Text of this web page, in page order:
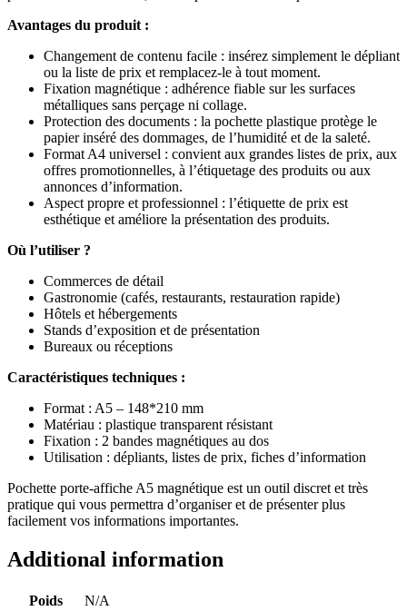
Avantages du produit :
Changement de contenu facile : insérez simplement le dépliant
ou la liste de prix et remplacez-le à tout moment.
Fixation magnétique : adhérence fiable sur les surfaces
métalliques sans perçage ni collage.
Protection des documents : la pochette plastique protège le
papier inséré des dommages, de l’humidité et de la saleté.
Format A4 universel : convient aux grandes listes de prix, aux
offres promotionnelles, à l’étiquetage des produits ou aux
annonces d’information.
Aspect propre et professionnel : l’étiquette de prix est
esthétique et améliore la présentation des produits.
Où l’utiliser ?
Commerces de détail
Gastronomie (cafés, restaurants, restauration rapide)
Hôtels et hébergements
Stands d’exposition et de présentation
Bureaux ou réceptions
Caractéristiques techniques :
Format : A5 – 148*210 mm
Matériau : plastique transparent résistant
Fixation : 2 bandes magnétiques au dos
Utilisation : dépliants, listes de prix, fiches d’information
Pochette porte-affiche A5 magnétique est un outil discret et très
pratique qui vous permettra d’organiser et de présenter plus
facilement vos informations importantes.
Additional information
Poids
N/A